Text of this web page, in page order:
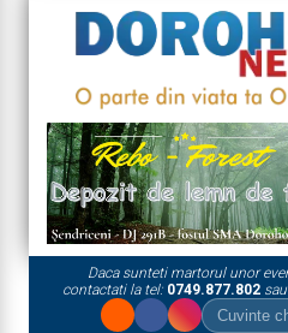
Daca sunteti martorul unor
contactati la tel: 0749.877.802sau